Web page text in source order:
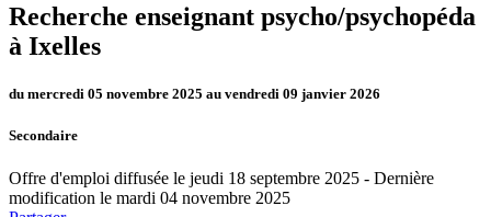
Recherche enseignant psycho/psychopéda
à Ixelles
du mercredi 05 novembre 2025 au vendredi 09 janvier 2026
Secondaire
Offre d'emploi diffusée le jeudi 18 septembre 2025 - Dernière
modification le mardi 04 novembre 2025